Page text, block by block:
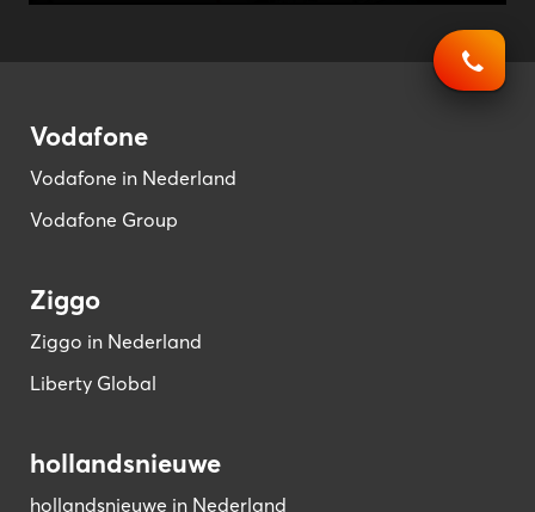
Vodafone
Vodafone in Nederland
Vodafone Group
Ziggo
Ziggo in Nederland
Liberty Global
hollandsnieuwe
hollandsnieuwe in Nederland